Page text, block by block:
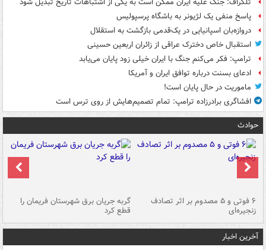
پاسخ منفی یک لژیونر به باشگاه پرسپولیس
دروازه‌بان اسپانیایی در یک‌قدمی بازگشت به استقلال
استقبال خاص دخترک عراقی از زائران اربعین حسینی
ترامپ: فکر می‌کنم جنگ با ایران خیلی زود پایان می‌یابد
ادعای بسنت درباره توافق ایران و آمریکا
ماموریت در حال پایان است!
افشاگری برادرزاده ترامپ: تمام تصمیم‌هایش از روی ترس است
حوادث
۶ فوتی و ۵ مصدوم بر اثر تصادف
زنجیره‌ای
گربه جریان برق شهرستان فریمان را
قطع کرد
آخرین اخبار